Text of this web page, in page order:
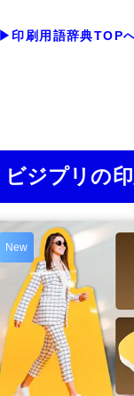
▶印刷用語辞典TOP
ビジプリの
New